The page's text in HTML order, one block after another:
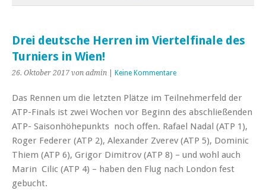
Drei deutsche Herren im Viertelfinale des
Turniers in Wien!
26. Oktober 2017 von admin Keine Kommentare
Das Rennen um die letzten Plätze im Teilnehmerfeld der
ATP-Finals ist zwei Wochen vor Beginn des abschließenden
ATP- Saisonhöhepunkts noch offen. Rafael Nadal (ATP 1),
Roger Federer (ATP 2), Alexander Zverev (ATP 5), Dominic
Thiem (ATP 6), Grigor Dimitrov (ATP 8) – und wohl auch
Marin Cilic (ATP 4) – haben den Flug nach London fest
gebucht.